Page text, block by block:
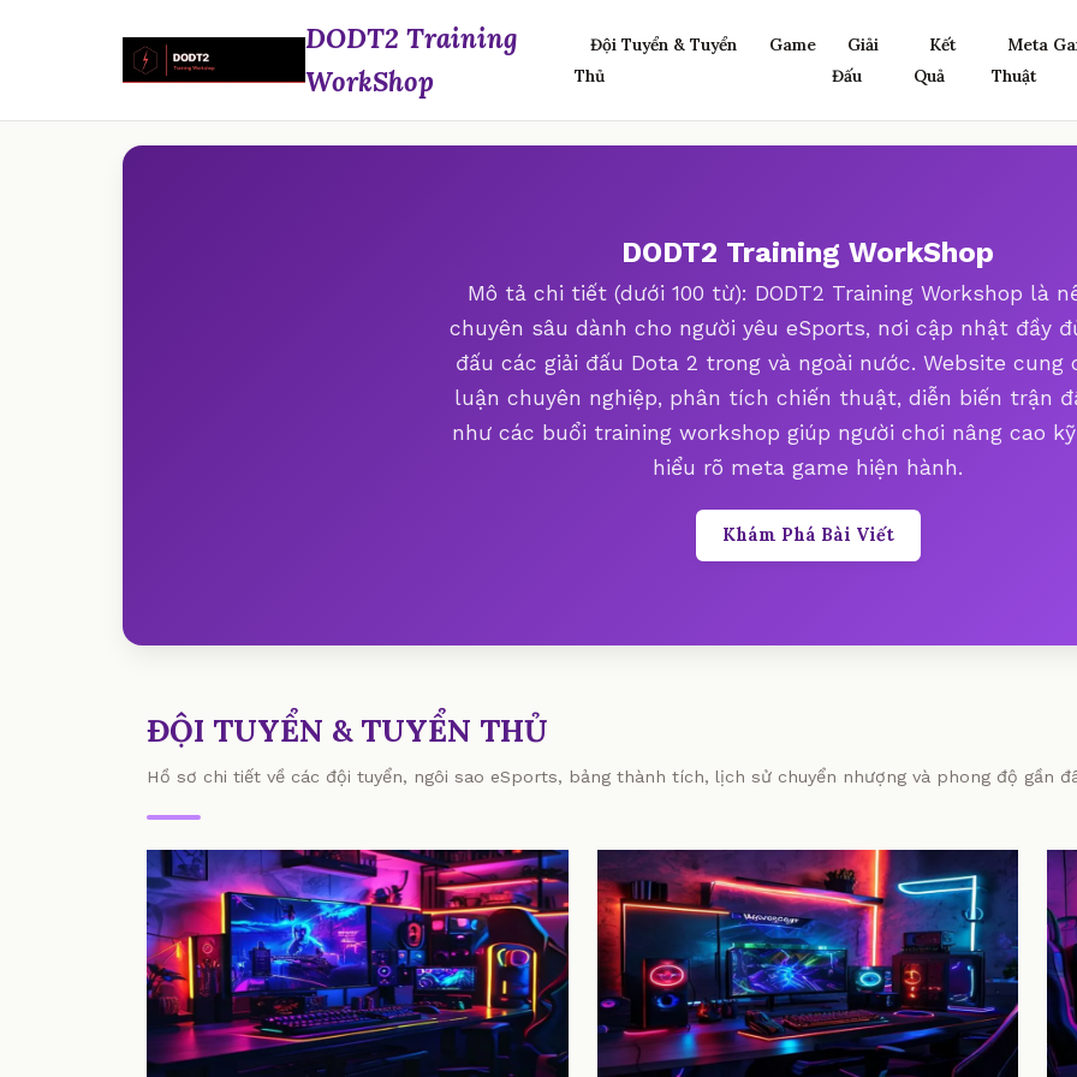
DODT2 Training
WorkShop
Đội Tuyển & Tuyển
Thủ
Game
Giải
Đấu
Kết
Quả
Meta
Thuật
DODT2 Training WorkShop
Mô tả chi tiết (dưới 100 từ): DODT2 Training Workshop là
chuyên sâu dành cho người yêu eSports, nơi cập nhật đầy
đấu các giải đấu Dota 2 trong và ngoài nước. Website cung
luận chuyên nghiệp, phân tích chiến thuật, diễn biến trận
như các buổi training workshop giúp người chơi nâng cao
hiểu rõ meta game hiện hành.
Khám Phá Bài Viết
ĐỘI TUYỂN & TUYỂN THỦ
Hồ sơ chi tiết về các đội tuyển, ngôi sao eSports, bảng thành tích, lịch sử chuyển nhượng và phong độ gần